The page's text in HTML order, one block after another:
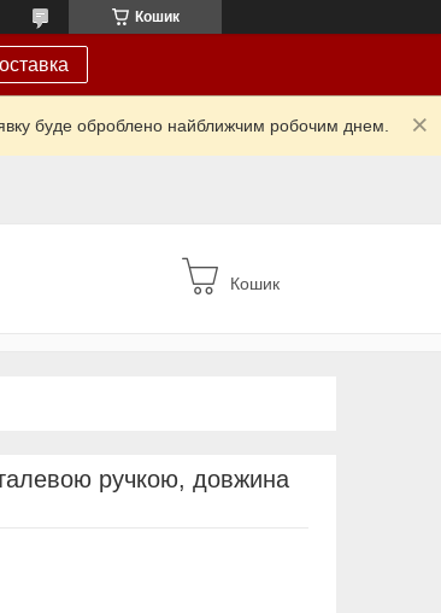
Кошик
буде оброблено найближчим робочим днем.
Кошик
ручкою, довжина